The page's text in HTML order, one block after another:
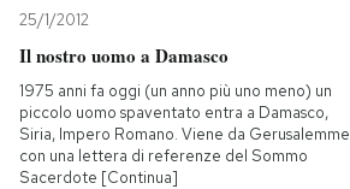
25/1/2012
Il nostro uomo a Damasco
1975 anni fa oggi (un anno più uno meno) un
piccolo uomo spaventato entra a Damasco,
Siria, Impero Romano. Viene da Gerusalemme
con una lettera di referenze del Sommo
Sacerdote [Continua]